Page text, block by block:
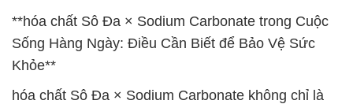
**hóa chất Sô Đa × Sodium Carbonate trong Cuộc
Sống Hàng Ngày: Điều Cần Biết để Bảo Vệ Sức
Khỏe**
hóa chất Sô Đa × Sodium Carbonate không chỉ là